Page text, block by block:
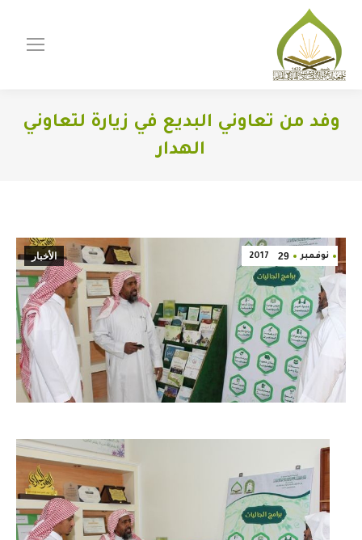
وفد من تعاوني البديع في زيارة لتعاوني
الهدار
نوفمبر 29
2017 الأخبار